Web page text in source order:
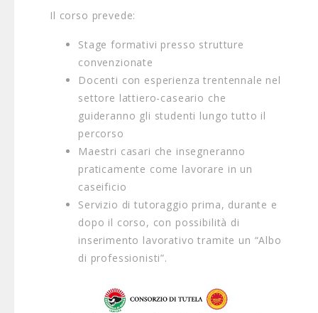
Il corso prevede:
Stage formativi presso strutture
convenzionate
Docenti con esperienza trentennale nel
settore lattiero-caseario che
guideranno gli studenti lungo tutto il
percorso
Maestri casari che insegneranno
praticamente come lavorare in un
caseificio
Servizio di tutoraggio prima, durante e
dopo il corso, con possibilità di
inserimento lavorativo tramite un “Albo
di professionisti”.